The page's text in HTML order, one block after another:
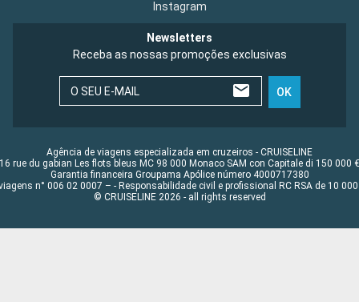
Instagram
Newsletters
Receba as nossas promoções exclusivas
O SEU E-MAIL OK
Agência de viagens especializada em cruzeiros - CRUISELINE
16 rue du gabian Les flots bleus MC 98 000 Monaco SAM con Capitale di 150 000 €
Garantia financeira Groupama Apólice número 4000717380
n° 006 02 0007 – - Responsabilidade civil e profissional RC RSA de 10 000
© CRUISELINE 2026 - all rights reserved